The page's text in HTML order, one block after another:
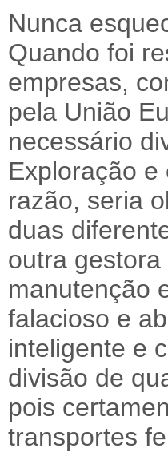
Nunca
Quando foi
empresas,
pela União
necessário
Exploração
razão, seria
duas
outra
manutenção
falacioso e
inteligente e
divisão de
pois
transportes